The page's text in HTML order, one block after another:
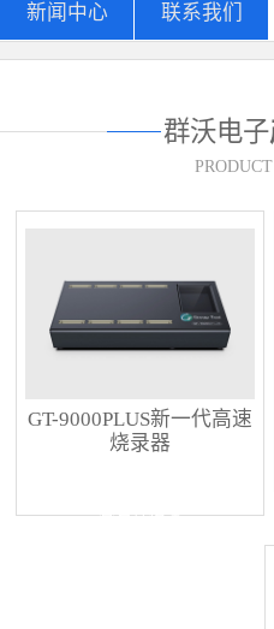
新闻中心 联系我们
群沃电子
GT-9000PLUS新一代高速
烧录器
查看详情 +